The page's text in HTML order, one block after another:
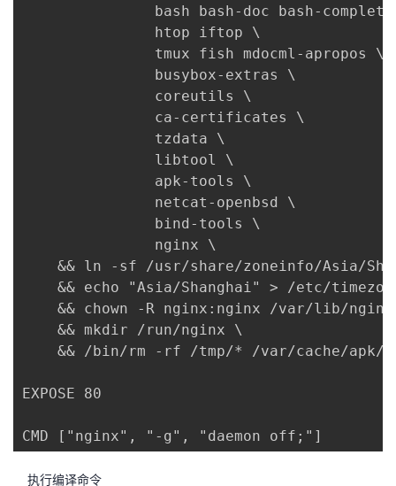
bash bash-doc bash-
htop iftop \
tmux fish mdocml-apropos \
busybox-extras \
coreutils \
ca-certificates \
tzdata \
libtool \
apk-tools \
netcat-openbsd \
bind-tools \
nginx \
&& ln -sf /usr/share/zoneinfo/Asia/
&& echo "Asia/Shanghai" > /etc/
&& chown -R nginx:nginx /var/lib/
&& mkdir /run/nginx \
&& /bin/rm -rf /tmp/* /var/cache/apk/*
EXPOSE 80
CMD ["nginx", "-g", "daemon off;"]
执行编译命令